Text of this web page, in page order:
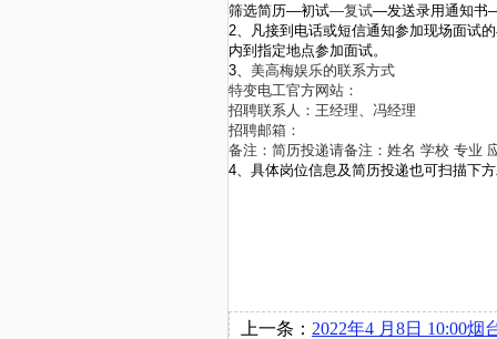
筛选简历—初试—复试—发送录用通知书
2、凡接到电话或短信通知参加现场面试
内到指定地点参加面试。
3、 美高梅娱乐的联系方式
特变电工官方网站：
招聘联系人：王经理、冯经理
招聘邮箱：
备注：简历投递请备注：姓名 学校 专业
4、具体岗位信息及简历投递也可扫描下
上一条： 2022年4 月8日 10:00烟台顺达聚氨酯公司